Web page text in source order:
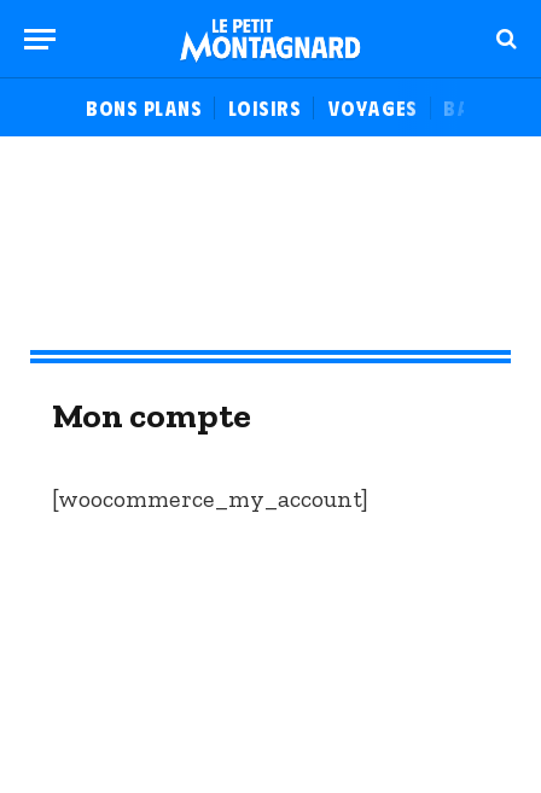
BONS PLANS LOISIRS VOYAGES BALADES
Mon compte
[woocommerce_my_account]